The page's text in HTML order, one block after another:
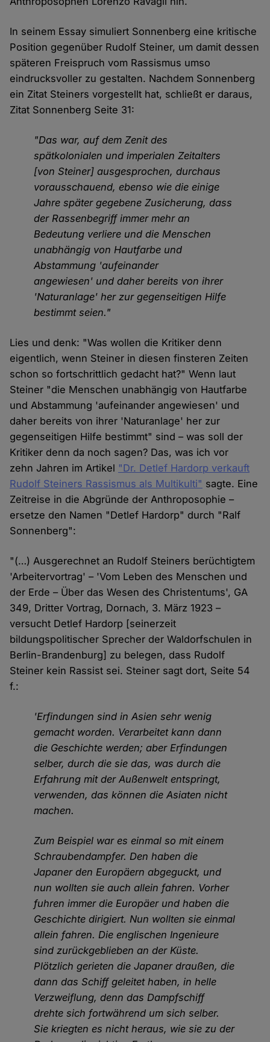
In seinem Essay simuliert Sonnenberg eine kritische
Position gegenüber Rudolf Steiner, um damit dessen
späteren Freispruch vom Rassismus umso
eindrucksvoller zu gestalten. Nachdem Sonnenberg
ein Zitat Steiners vorgestellt hat, schließt er daraus,
Zitat Sonnenberg Seite 31:
"Das war, auf dem Zenit des
spätkolonialen und imperialen Zeit­alters
[von Steiner] ausgesprochen, durchaus
vorausschauend, ebenso wie die einige
Jahre später gegebene Zusicherung, dass
der Rassen­begriff immer mehr an
Bedeutung verliere und die Menschen
unabhängig von Hautfarbe und
Abstammung 'aufeinander
angewiesen' und daher bereits von ihrer
'Naturanlage' her zur gegenseitigen Hilfe
bestimmt seien."
Lies und denk: "Was wollen die Kritiker denn
eigentlich, wenn Steiner in diesen finsteren Zeiten
schon so fortschrittlich gedacht hat?" Wenn laut
Steiner "die Menschen unabhängig von Hautfarbe
und Abstammung 'aufeinander angewiesen' und
daher bereits von ihrer 'Naturanlage' her zur
gegenseitigen Hilfe bestimmt" sind – was soll der
Kritiker denn da noch sagen? Das, was ich vor
zehn Jahren im Artikel "Dr. Detlef Hardorp verkauft
Rudolf Steiners Rassismus als Multikulti" sagte. Eine
Zeitreise in die Abgründe der Anthroposophie –
ersetze den Namen "Detlef Hardorp" durch "Ralf
Sonnenberg":
"(…) Ausgerechnet an Rudolf Steiners berüchtigtem
'Arbeitervortrag' – 'Vom Leben des Menschen und
der Erde – Über das Wesen des Christentums', GA
349, Dritter Vortrag, Dornach, 3. März 1923 –
versucht Detlef Hardorp [seinerzeit
bildungspolitischer Sprecher der Waldorfschulen in
Berlin-Brandenburg] zu belegen, dass Rudolf
Steiner kein Rassist sei. Steiner sagt dort, Seite 54
f.:
'Erfindungen sind in Asien sehr wenig
gemacht worden. Verarbeitet kann dann
die Geschichte werden; aber Erfindungen
selber, durch die sie das, was durch die
Erfahrung mit der Außenwelt entspringt,
verwenden, das können die Asiaten nicht
machen.
Zum Beispiel war es einmal so mit einem
Schraubendampfer. Den haben die
Japaner den Europäern abgeguckt, und
nun wollten sie auch allein fahren. Vorher
fuhren immer die Europäer und haben die
Geschichte dirigiert. Nun wollten sie einmal
allein fahren. Die englischen Ingenieure
sind zurückgeblieben an der Küste.
Plötzlich gerieten die Japaner draußen, die
dann das Schiff geleitet haben, in helle
Verzweiflung, denn das Dampfschiff
drehte sich fortwährend um sich selber.
Sie kriegten es nicht heraus, wie sie zu der